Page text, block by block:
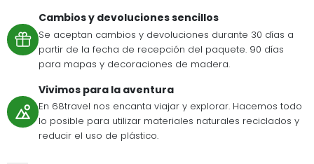
Cambios y devoluciones sencillos
Se aceptan cambios y devoluciones durante 30 días a
partir de la fecha de recepción del paquete. 90 días
para mapas y decoraciones de madera.
Vivimos para la aventura
En 68travel nos encanta viajar y explorar. Hacemos todo
lo posible para utilizar materiales naturales reciclados y
reducir el uso de plástico.